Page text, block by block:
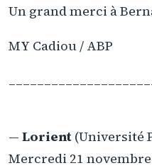
Un grand merci à
MY Cadiou / ABP
— Lorient (Université
Mercredi 21 novembre